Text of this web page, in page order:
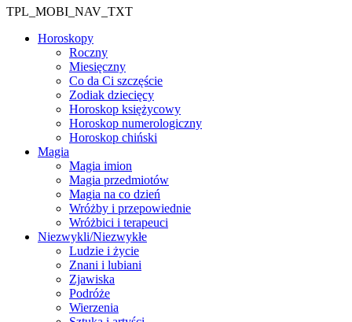
TPL_MOBI_NAV_TXT
Horoskopy
Roczny
Miesięczny
Co da Ci szczęście
Zodiak dziecięcy
Horoskop księżycowy
Horoskop numerologiczny
Horoskop chiński
Magia
Magia imion
Magia przedmiotów
Magia na co dzień
Wróżby i przepowiednie
Wróżbici i terapeuci
Niezwykli/Niezwykłe
Ludzie i życie
Znani i lubiani
Zjawiska
Podróże
Wierzenia